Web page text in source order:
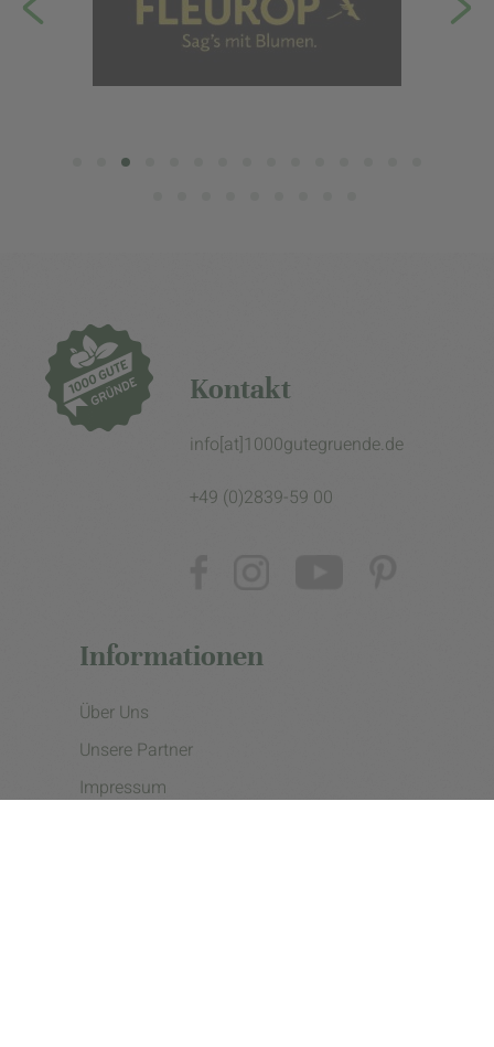
Kontakt
info[at]1000gutegruende.de
+49 (0)2839-59 00
Informationen
Über Uns
Unsere Partner
Impressum